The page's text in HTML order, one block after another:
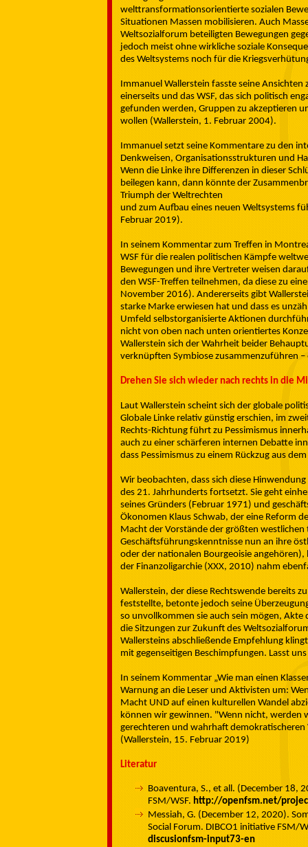
welttransformationsorientierte sozialen
Situationen Massen mobilisieren. Auch
Weltsozialforum beteiligten Bewegungen
jedoch meist ohne wirkliche soziale
des Weltsystems noch für die
Immanuel Wallerstein fasste seine
einerseits und das WSF, das sich politisch
gefunden werden, Gruppen zu akzeptieren
wollen (Wallerstein, 1. Februar 2004).
Immanuel setzt seine Kommentare zu den
Denkweisen, Organisationsstrukturen und
Wenn die Linke ihre Differenzen in dieser
beilegen kann, dann könnte der
Triumph der Weltrechten
und zum Aufbau eines neuen Weltsystems
Februar 2019).
In seinem Kommentar zum Treffen in
WSF für die realen politischen Kämpfe
Bewegungen und ihre Vertreter weisen
den WSF-Treffen teilnehmen, da diese zu
November 2016). Andererseits gibt
starke Marke erwiesen hat und dass es
Umfeld selbstorganisierte Aktionen
nicht von oben nach unten orientiertes
Wallerstein sich der Wahrheit beider
verknüpften Symbiose zusammenzuführen
Drehen Sie sich wieder nach rechts in die
Laut Wallerstein scheint sich der globale
Globale Linke relativ günstig erschien, im
Rechts-Richtung führt zu Pessimismus
auch zu einer schärferen internen Debatte
dass Pessimismus zu einem Rückzug aus
Wir beobachten, dass sich diese
des 21. Jahrhunderts fortsetzt. Sie geht
seines Gründers (Februar 1971) und
Ökonomen Klaus Schwab, der eine Reform
Macht der Vorstände der größten
Geschäftsführungskenntnisse nun an ihre
oder der nationalen Bourgeoisie
der Finanzoligarchie (XXX, 2010) nahm
Wallerstein, der diese Rechtswende bereits
feststellte, betonte jedoch seine
so unvollkommen sie auch sein mögen,
die Sitzungen zur Zukunft des
Wallersteins abschließende Empfehlung
mit gegenseitigen Beschimpfungen. Lasst
In seinem Kommentar „Wie man einen
Warnung an die Leser und Aktivisten um:
Macht UND auf einen kulturellen Wandel
können wir gewinnen. "Wenn nicht, werden
gerechteren und wahrhaft
(Wallerstein, 15. Februar 2019)
Literatur
Boaventura, S., et all. (December 18,
FSM/WSF. http://openfsm.net/
Messiah, G. (December 12, 2020).
Social Forum. DIBCO1 initiative FSM/
discusionfsm-input73-en